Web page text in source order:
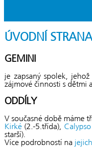
ÚVODNÍ STRANA
GEMINI
je zapsaný spolek,
zájmové činnosti s dětmi
ODDÍLY
V současné době máme
Kirké (2.-5.třída), Calypso
starší).
Více podrobností na